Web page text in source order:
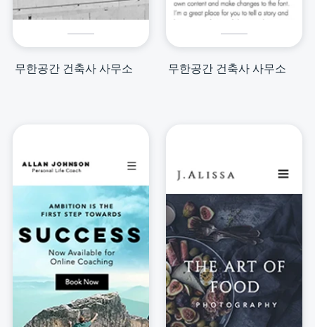
무한공간 건축사 사무소 무한공간 건축사 사무소